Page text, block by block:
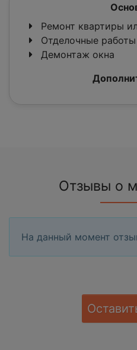
Ремонт квартиры
Отделочные работы
Демонтаж окна
Отзывы о
На данный момент